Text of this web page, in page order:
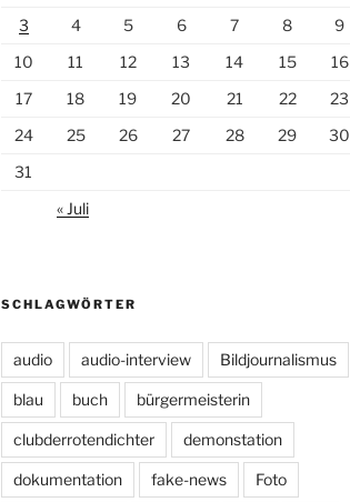
3
4 5 6 7 8
9
10
11 12 13 14 15
16
17
18 19 20 21 22
23
24
25 26 27 28 29
30
31
« Juli
SCHLAGWÖRTER
audio audio-interview Bildjournalismus
blau buch bürgermeisterin
clubderrotendichter demonstation
dokumentation fake-news Foto